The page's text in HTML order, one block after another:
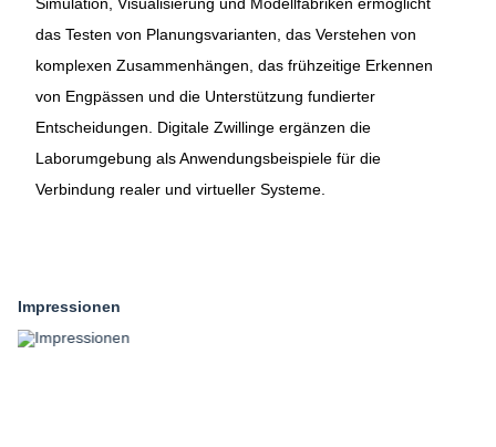
das Testen von Planungsvarianten, das Verstehen von
komplexen Zusammenhängen, das frühzeitige Erkennen
von Engpässen und die Unterstützung fundierter
Entscheidungen. Digitale Zwillinge ergänzen die
Laborumgebung als Anwendungsbeispiele für die
Verbindung realer und virtueller Systeme.
Impressionen